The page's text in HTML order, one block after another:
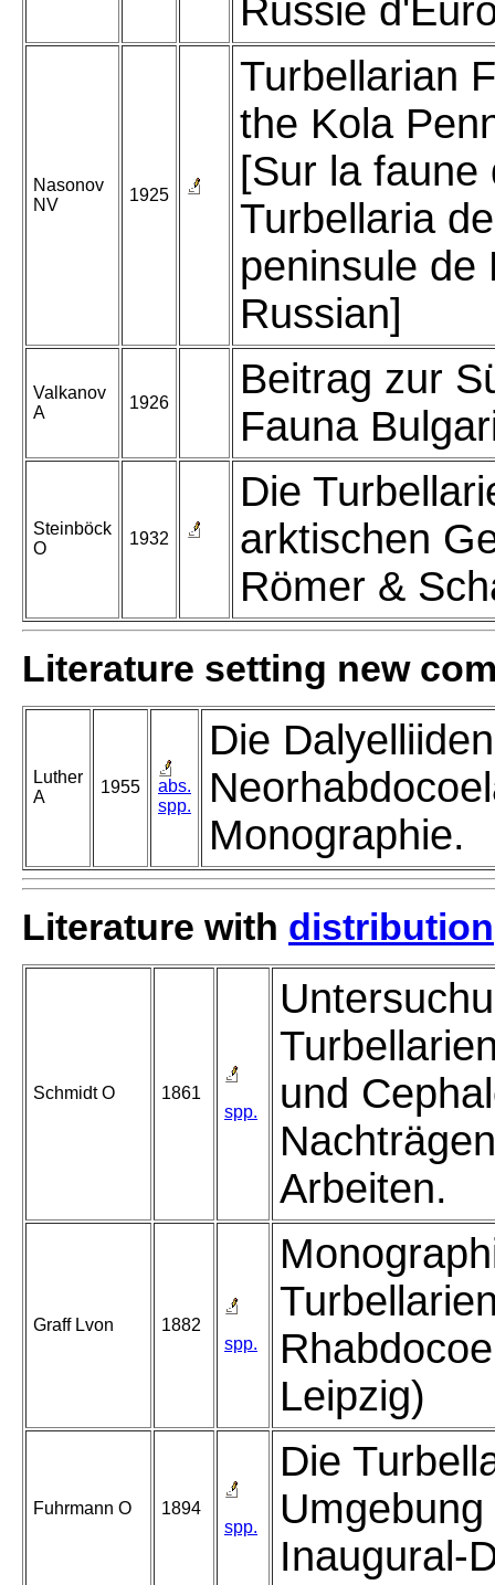
Russie
Nasonov
NV
1925
Turbellarian
the Kola
[Sur la faune
Turbellaria
peninsule de
Russian]
Valkanov
A
1926
Beitrag zur
Fauna
Steinböck
O
1932
Die
arktischen
Römer &
Literature setting new
Luther
A
1955
abs.
spp.
Die
Monographie.
Literature with distribution
Schmidt O
1861
spp.
und
Arbeiten.
Graff Lvon
1882
spp.
Leipzig)
Fuhrmann O
1894
spp.
Die
Inaugural-